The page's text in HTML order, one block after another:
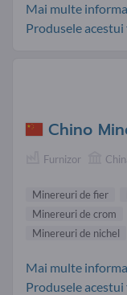
Mai multe
Produsele
Chino
Furnizor
Minereuri de fier
Minereuri de crom
Minereuri de nichel
Mai multe
Produsele